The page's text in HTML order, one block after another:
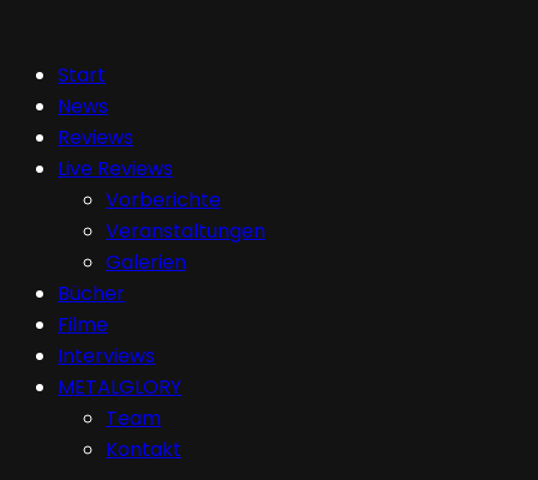
Start
News
Reviews
Live Reviews
Vorberichte
Veranstaltungen
Galerien
Bücher
Filme
Interviews
METALGLORY
Team
Kontakt